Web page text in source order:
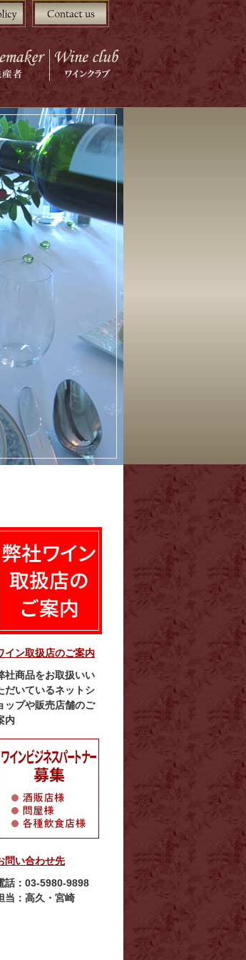
イン取扱店のご案内
社商品をお取扱いい
だいているネットシ
ップや販売店舗のご
内
問い合わせ先
話：03-5980-9898
当：高久・宮崎